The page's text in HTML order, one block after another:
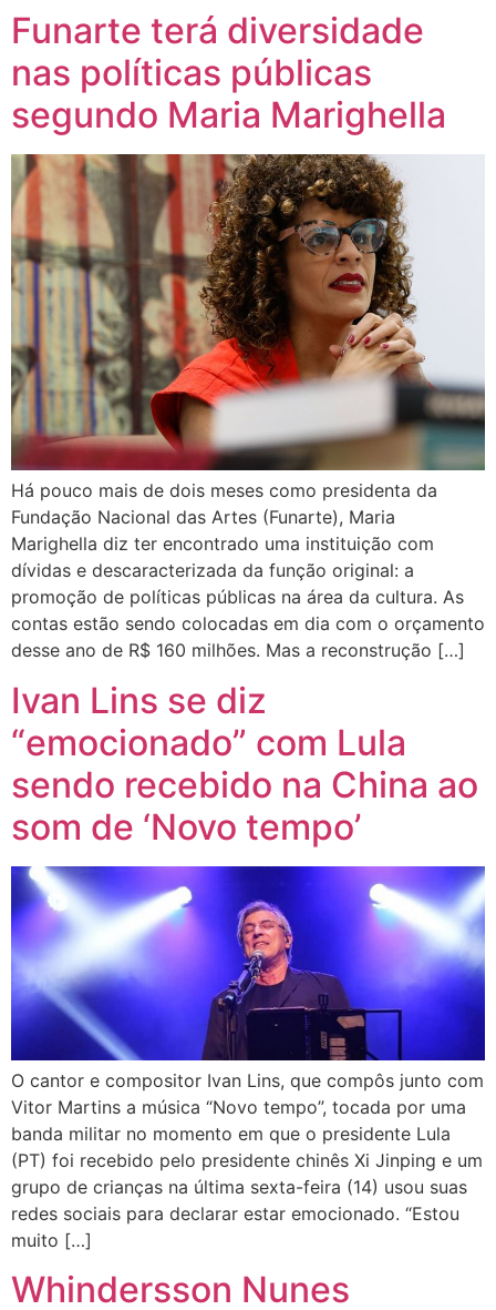
Funarte terá diversidade
nas políticas públicas
segundo Maria Marighella
Há pouco mais de dois meses como presidenta da
Fundação Nacional das Artes (Funarte), Maria
Marighella diz ter encontrado uma instituição com
dívidas e descaracterizada da função original: a
promoção de políticas públicas na área da cultura. As
contas estão sendo colocadas em dia com o orçamento
desse ano de R$ 160 milhões. Mas a reconstrução […]
Ivan Lins se diz
“emocionado” com Lula
sendo recebido na China ao
som de ‘Novo tempo’
O cantor e compositor Ivan Lins, que compôs junto com
Vitor Martins a música “Novo tempo”, tocada por uma
banda militar no momento em que o presidente Lula
(PT) foi recebido pelo presidente chinês Xi Jinping e um
grupo de crianças na última sexta-feira (14) usou suas
redes sociais para declarar estar emocionado. “Estou
muito […]
Whindersson Nunes